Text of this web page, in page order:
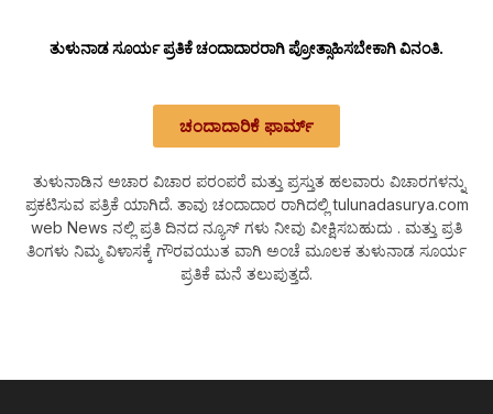
ತುಳುನಾಡ ಸೂರ್ಯ ಪ್ರತಿಕೆ ಚಂದಾದಾರರಾಗಿ ಪ್ರೋತ್ಸಾಹಿಸಬೇಕಾಗಿ ವಿನಂತಿ.
ಚಂದಾದಾರಿಕೆ ಫಾರ್ಮ್
ತುಳುನಾಡಿನ ಅಚಾರ ವಿಚಾರ ಪರಂಪರೆ ಮತ್ತು ಪ್ರಸ್ತುತ ಹಲವಾರು ವಿಚಾರಗಳನ್ನು
ಪ್ರಕಟಿಸುವ ಪತ್ರಿಕೆ ಯಾಗಿದೆ. ತಾವು ಚಂದಾದಾರ ರಾಗಿದಲ್ಲಿ tulunadasurya.com
web News ನಲ್ಲಿ ಪ್ರತಿ ದಿನದ ನ್ಯೂಸ್ ಗಳು ನೀವು ವೀಕ್ಷಿಸಬಹುದು . ಮತ್ತು ಪ್ರತಿ
ತಿಂಗಳು ನಿಮ್ಮ ವಿಳಾಸಕ್ಕೆ ಗೌರವಯುತ ವಾಗಿ ಅಂಚೆ ಮೂಲಕ ತುಳುನಾಡ ಸೂರ್ಯ
ಪ್ರತಿಕೆ ಮನೆ ತಲುಪುತ್ತದೆ.